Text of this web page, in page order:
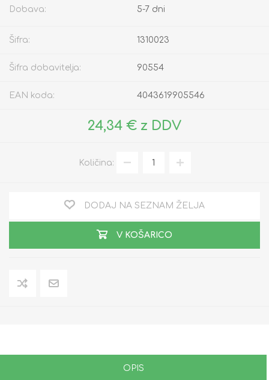
Dobava: 5-7 dni
Šifra: 1310023
Šifra dobavitelja: 90554
EAN koda: 4043619905546
24,34 € z DDV
Količina:
DODAJ NA SEZNAM ŽELJA
V KOŠARICO
OPIS